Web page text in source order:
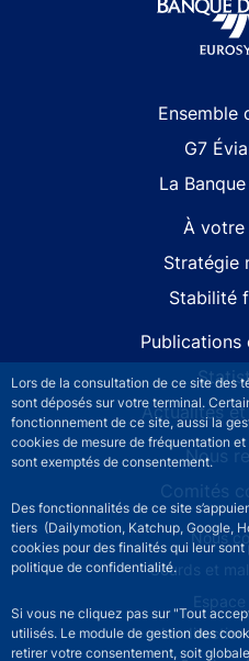
Lors de la consultation de ce site des
sont déposés sur votre terminal.
fonctionnement de ce site, aussi la
cookies de mesure de fréquentation
sont exemptés de consentement.
Des fonctionnalités de ce site
tiers (Dailymotion, Katchup, Google,
cookies pour des finalités qui leur
politique de confidentialité.
Si vous ne cliquez pas sur "Tout
utilisés. Le module de gestion des
retirer votre consentement, soit
Ensemble
G7
La
À votre
Stratégie
Stabilité
Publications
Actualités
Nous
Comités
Footer secondary menu
Nous
Sourds et
La